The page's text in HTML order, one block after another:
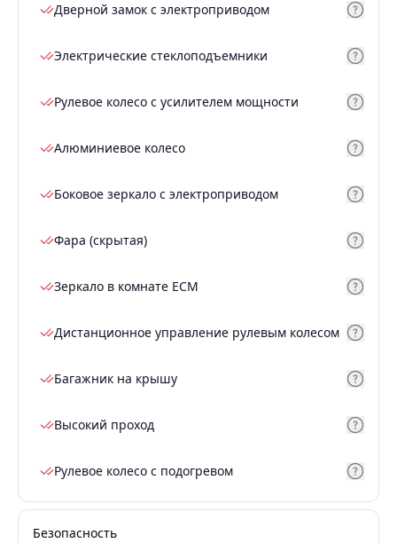
Дверной замок с электроприводом
Электрические стеклоподъемники
Рулевое колесо с усилителем мощности
Алюминиевое колесо
Боковое зеркало с электроприводом
Фара (скрытая)
Зеркало в комнате ECM
Дистанционное управление рулевым колесом
Багажник на крышу
Высокий проход
Рулевое колесо с подогревом
Безопасность